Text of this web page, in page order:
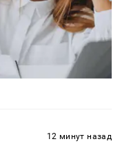
12 минут назад